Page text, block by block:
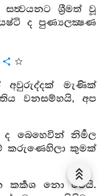
ශ්‍රීමත් වූ
ද පුණ්‍යලක්‍ෂණ
අවුරුද්දක් මැණික්
වනසම්හයි, අප
බෙහෙවින් නිර්‍මල
කරුණෙහිලා කුමක්
කර්‍කශ නො වෙයි.